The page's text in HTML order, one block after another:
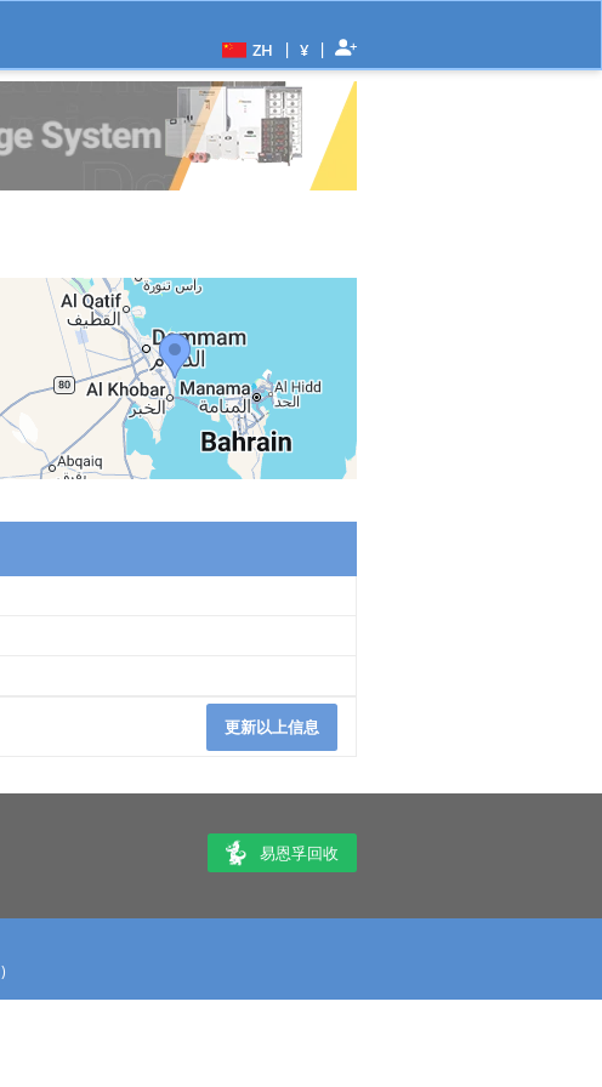
ZH | ¥ |
更新以上信息
易恩孚回收
)